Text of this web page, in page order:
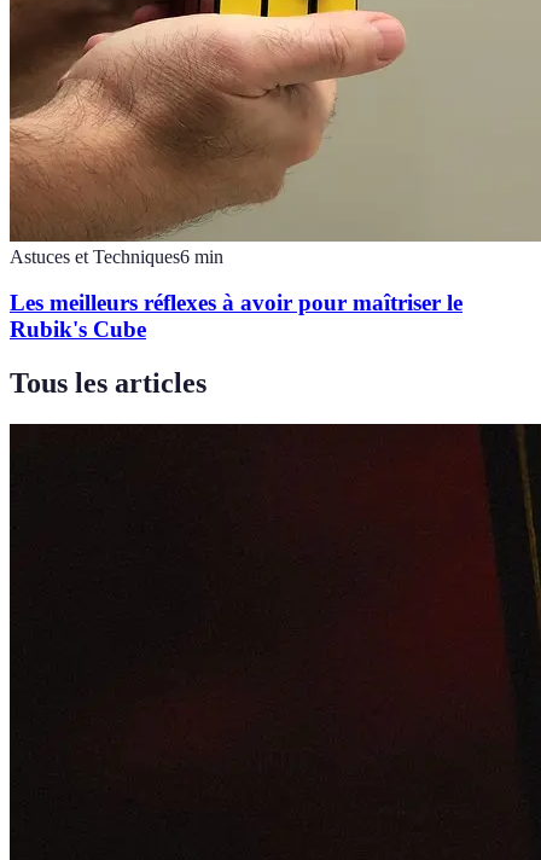
Astuces et Techniques6 min
Les meilleurs réflexes à avoir pour maîtriser le
Rubik's Cube
Tous les articles